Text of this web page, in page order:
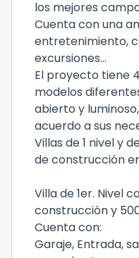
los mejores
Cuenta con una
entretenimiento,
excursiones...
El proyecto tiene
modelos
abierto y
acuerdo a sus
Villas de 1 nivel y
de construcción
Villa de 1er. Nivel
construcción y
Cuenta con:
Garaje, Entrada,